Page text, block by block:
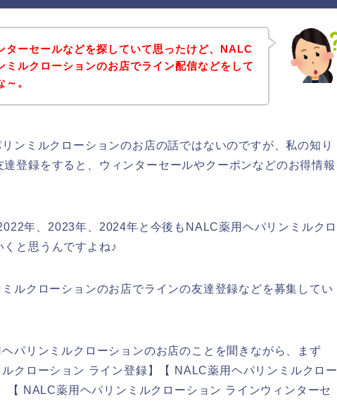
ターセールなどを探していて思ったけど、NALC
ミルクローションのお店でライン配信などをして
～。
ンミルクローションのお店の話ではないのですが、私の知り
登録をすると、ウィンターセールやクーポンなどのお得情報
年、2023年、2024年と今後もNALC薬用ヘパリンミルクロ
と思うんですよね♪
ルクローションのお店でラインの友達登録などを募集してい
パリンミルクローションのお店のことを聞きながら、まず
クローション ライン登録】【 NALC薬用ヘパリンミルクロー
【 NALC薬用ヘパリンミルクローション ラインウィンターセ